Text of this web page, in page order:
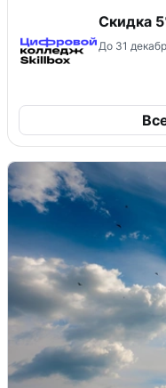
Скидка
До 31